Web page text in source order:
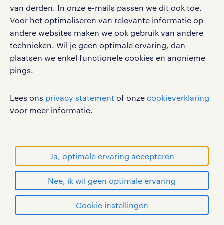
van derden. In onze e-mails passen we dit ook toe.
Voor het optimaliseren van relevante informatie op
andere websites maken we ook gebruik van andere
technieken. Wil je geen optimale ervaring, dan
plaatsen we enkel functionele cookies en anonieme
pings.
Lees ons privacy statement of onze cookieverklaring
voor meer informatie.
Ja, optimale ervaring accepteren
Nee, ik wil geen optimale ervaring
Cookie instellingen
DPG Media vacatures
FedEx vacatures
grote branches in en rondom
Er zijn in de regio Amstelveen een aantal
heb je:
vacatures voor logistiek in
Amstelveen
vacatures voor klantenservice in
social media
Volg ons voor de leukste content omtrent
vacatures, solliciteren en inspiratie.
privacystatement
cookies
disclaimer
sitemap